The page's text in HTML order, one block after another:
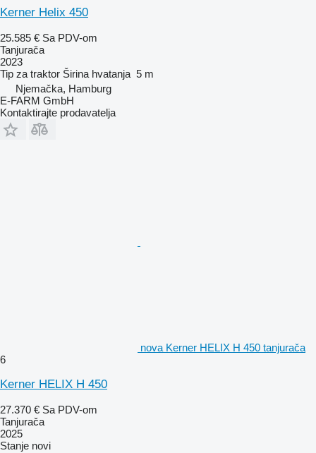
Kerner Helix 450
25.585 € Sa PDV-om
Tanjurača
2023
Tip za traktor Širina hvatanja 5 m
Njemačka, Hamburg
E-FARM GmbH
Kontaktirajte prodavatelja
nova Kerner HELIX H 450 tanjurača
6
Kerner HELIX H 450
27.370 € Sa PDV-om
Tanjurača
2025
Stanje novi